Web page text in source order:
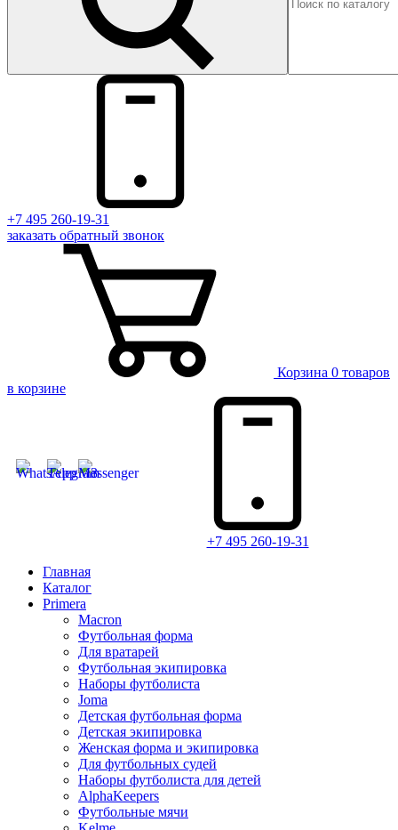
+7 495 260-19-31
заказать обратный звонок
Корзина 0 товаров
в корзине
+7 495 260-19-31
Главная
Каталог
Primera
Macron
Футбольная форма
Для вратарей
Футбольная экипировка
Наборы футболиста
Joma
Детская футбольная форма
Детская экипировка
Женская форма и экипировка
Для футбольных судей
Наборы футболиста для детей
AlphaKeepers
Футбольные мячи